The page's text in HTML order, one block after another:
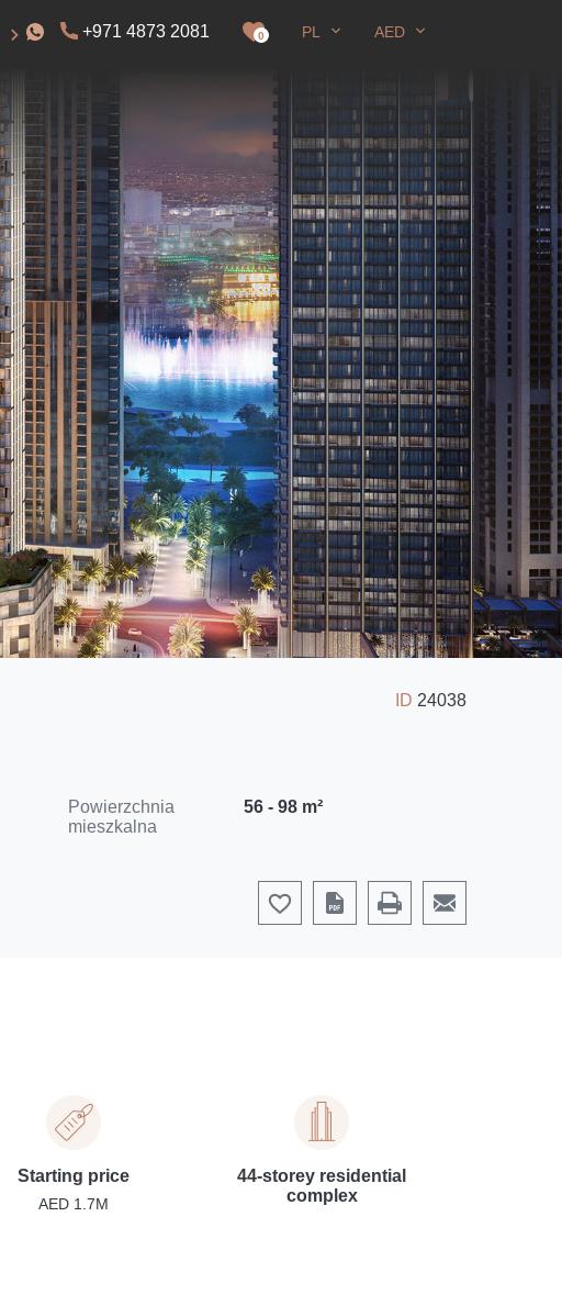
Zezwolenie na pobyt
+971 4873 2081 0 PL AED
Pełny ekran
ID 24038
Powierzchnia
mieszkalna
56 - 98 m²
Starting price
AED 1.7M
44-storey residential
complex